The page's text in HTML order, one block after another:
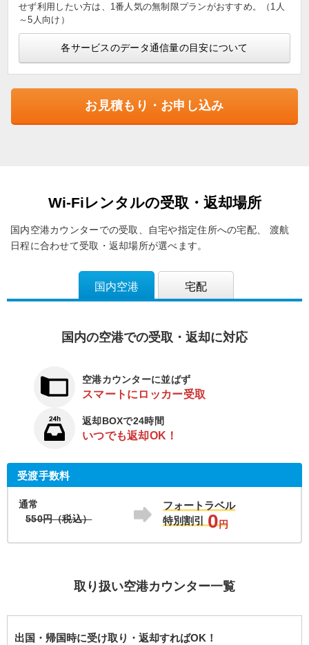
せず利用したい方は、1番人気の無制限プランがおすすめ。（1人
～5人向け）
各サービスのデータ通信量の目安について
お見積もり・お申し込み
Wi-Fiレンタルの受取・返却場所
国内空港カウンターでの受取、自宅や指定住所への宅配、
渡航
日程に合わせて受取・返却場所が選べます。
国内空港 宅配
国内の空港での受取・返却に対応
空港カウンターに並ばず
スマートにロッカー受取
返却BOXで24時間
いつでも返却OK！
受渡手数料
通常
550円（税込）
フォートラベル
特別割引
0円
取り扱い空港カウンター一覧
出国・帰国時に受け取り・返却すればOK！